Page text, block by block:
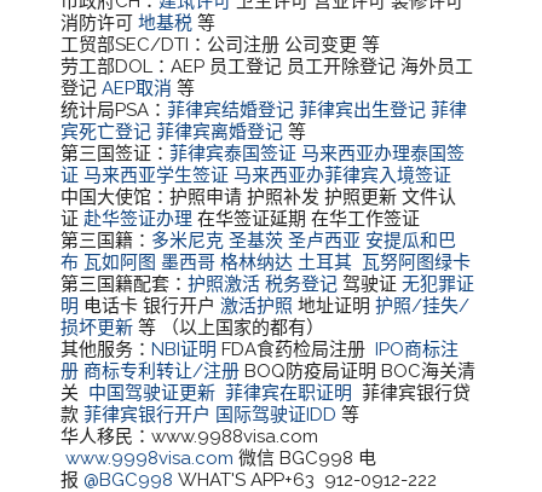
消防许可地基税 等
工贸部SEC/DTI：公司注册 公司变更 等
劳工部DOL：AEP 员工登记 员工开除登记 海外员工
登记AEP取消 等
统计局PSA：菲律宾结婚登记 菲律宾出生登记 菲律
宾死亡登记 菲律宾离婚登记 等
第三国签证：菲律宾泰国签证 马来西亚办理泰国签
证 马来西亚学生签证 马来西亚办菲律宾入境签证
中国大使馆：护照申请 护照补发 护照更新 文件认
证赴华签证办理 在华签证延期 在华工作签证
第三国籍： 多米尼克 圣基茨 圣卢西亚 安提瓜和巴
布 瓦如阿图 墨西哥格林纳达 土耳其 瓦努阿图绿卡
第三国籍配套：护照激活 税务登记 驾驶证无犯罪证
明 电话卡 银行开户激活护照 地址证明护照/挂失/
损坏更新 等 （以上国家的都有）
其他服务：NBI证明 FDA食药检局注册IPO商标注
册 商标专利转让/注册 BOQ防疫局证明 BOC海关清
关 中国驾驶证更新 菲律宾在职证明 菲律宾银行贷
款菲律宾银行开户 国际驾驶证IDD 等
华人移民：www.9988visa.com
www.9998visa.com 微信 BGC998 电
报 @BGC998 WHAT'S APP+63 912-0912-222